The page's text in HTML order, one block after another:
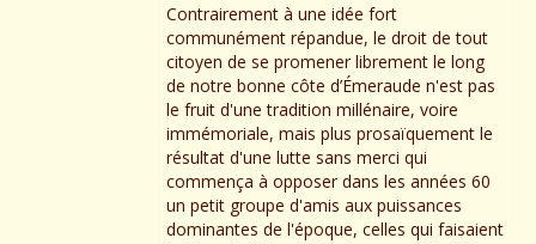
Contrairement à une idée fort
communément répandue, le droit de tout
citoyen de se promener librement le long
de notre bonne côte d’Émeraude n'est pas
le fruit d'une tradition millénaire, voire
immémoriale, mais plus prosaïquement le
résultat d'une lutte sans merci qui
commença à opposer dans les années 60
un petit groupe d'amis aux puissances
dominantes de l'époque, celles qui faisaient